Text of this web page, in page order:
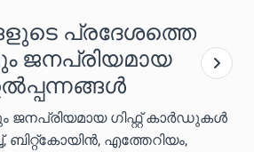
പ്രദേശത്തെ
ജനപ്രിയമായ
ജനപ്രിയമായ ഗിഫ്റ്റ് കാർഡുകൾ
ബിറ്റ്കോയിൻ, എത്തേറിയം,